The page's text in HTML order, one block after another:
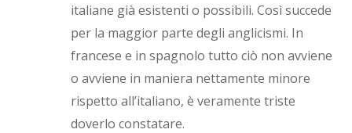
italiane già esistenti o possibili. Così succede
per la maggior parte degli anglicismi. In
francese e in spagnolo tutto ciò non avviene
o avviene in maniera nettamente minore
rispetto all’italiano, è veramente triste
doverlo constatare.